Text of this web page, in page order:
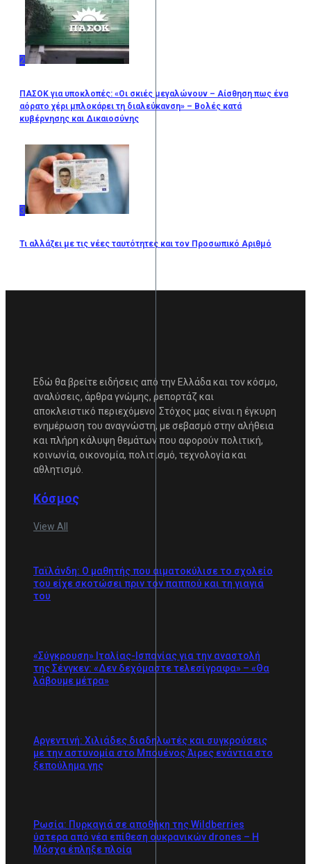
2
ΠΑΣΟΚ για υποκλοπές: «Οι σκιές μεγαλώνουν – Αίσθηση πως ένα
αόρατο χέρι μπλοκάρει τη διαλεύκανση» – Βολές κατά
κυβέρνησης και Δικαιοσύνης
3
Τι αλλάζει με τις νέες ταυτότητες και τον Προσωπικό Αριθμό
Εδώ θα βρείτε ειδήσεις από την Ελλάδα και τον κόσμο,
αναλύσεις, άρθρα γνώμης, ρεπορτάζ και
αποκλειστικό περιεχόμενο. Στόχος μας είναι η έγκυρη
ενημέρωση του αναγνώστη, με σεβασμό στην αλήθεια
και πλήρη κάλυψη θεμάτων που αφορούν πολιτική,
κοινωνία, οικονομία, πολιτισμό, τεχνολογία και
αθλητισμό.
Κόσμος
View All
Ταϊλάνδη: Ο μαθητής που αιματοκύλισε το σχολείο
του είχε σκοτώσει πριν τον παππού και τη γιαγιά
του
«Σύγκρουση» Ιταλίας-Ισπανίας για την αναστολή
της Σένγκεν: «Δεν δεχόμαστε τελεσίγραφα» – «Θα
λάβουμε μέτρα»
Αργεντινή: Χιλιάδες διαδηλωτές και συγκρούσεις
με την αστυνομία στο Μπουένος Άιρες ενάντια στο
ξεπούλημα γης
Ρωσία: Πυρκαγιά σε αποθήκη της Wildberries
ύστερα από νέα επίθεση ουκρανικών drones – Η
Μόσχα έπληξε πλοία